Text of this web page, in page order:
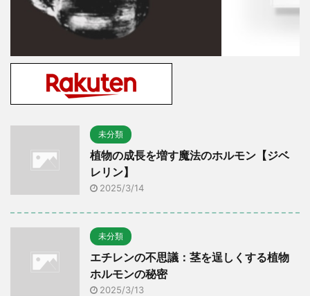
未分類
植物の成長を増す魔法のホルモン【ジベ
レリン】
2025/3/14
未分類
エチレンの不思議：茎を逞しくする植物
ホルモンの秘密
2025/3/13